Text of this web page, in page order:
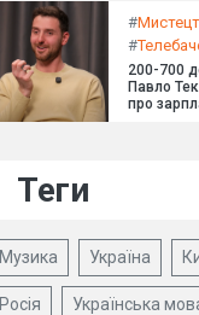
#
#
200-700
Павло
про
Теги
Музика Україна
Росія Українська